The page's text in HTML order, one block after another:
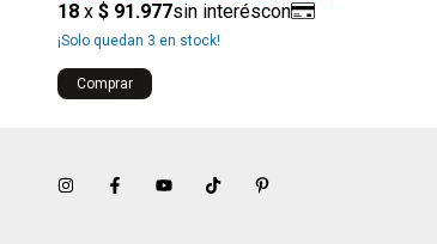
¡Solo quedan 3 en stock!